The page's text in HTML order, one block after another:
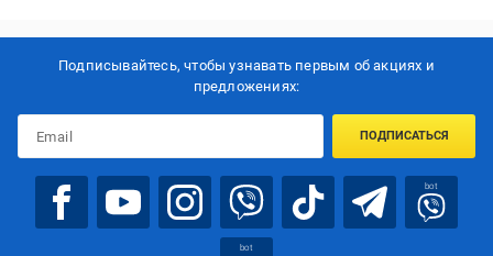
Подписывайтесь, чтобы узнавать первым об акцияx и
предложениях:
ПОДПИСАТЬСЯ
bot
bot